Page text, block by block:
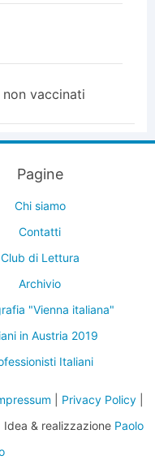
vaccinati
Pagine
Chi siamo
Contatti
Club di Lettura
Archivio
"Vienna italiana"
in Austria 2019
Italiani
Privacy Policy|
| Idea & realizzazione Paolo